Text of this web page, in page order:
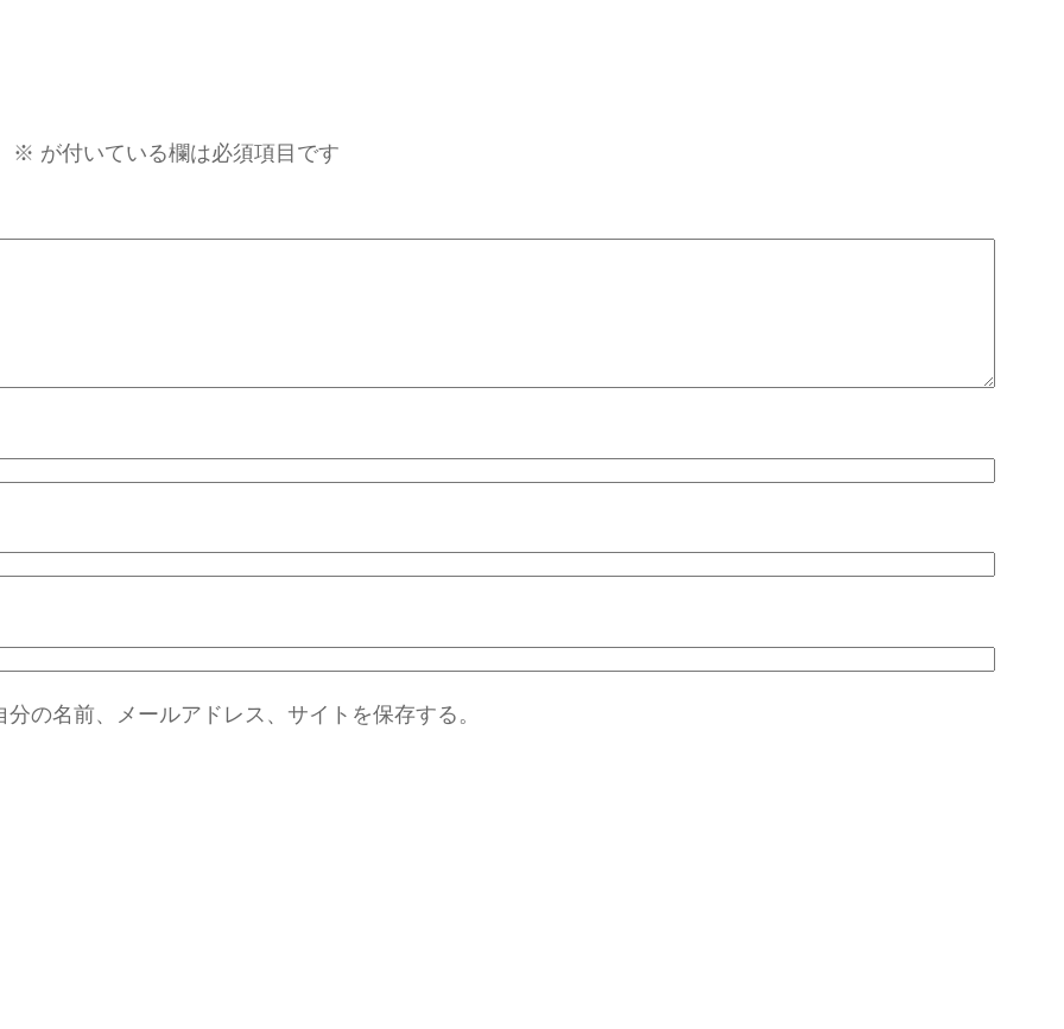
※ が付いている欄は必須項目です
の名前、メールアドレス、サイトを保存する。